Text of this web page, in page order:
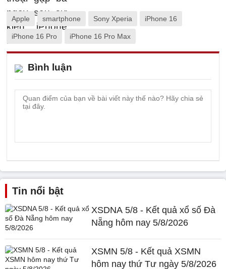
Apple smartphone Sony Xperia iPhone 16
iPhone 16 Pro iPhone 16 Pro Max
Bình luận
Tin nổi bật
XSDNA 5/8 - Kết quả xổ số Đà
Nẵng hôm nay 5/8/2026
XSMN 5/8 - Kết quả XSMN
hôm nay thứ Tư ngày 5/8/2026